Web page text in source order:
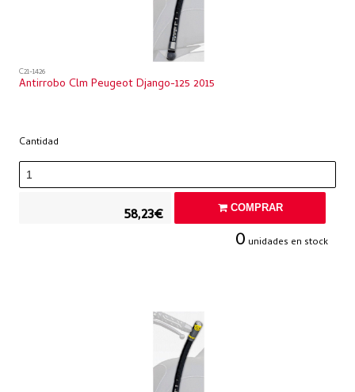
C21-1426
Antirrobo Clm Peugeot Django-125 2015
Cantidad
58,23€ COMPRAR
0 unidades en stock